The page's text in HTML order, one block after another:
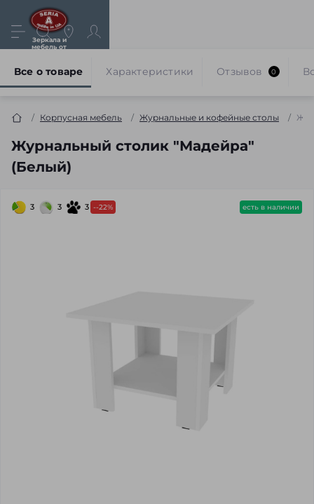
Зеркала и
мебель от
Корпусная мебель Журнальные и кофейные столы
Журнальный столик "Мадейра"
(Белый)
Все о товаре Характеристики Отзывов 0
3 3 3 --22% есть в наличии